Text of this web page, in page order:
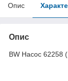
Опис
Опис
BW Насос 62258